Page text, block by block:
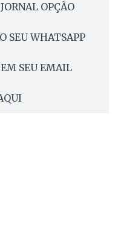
OPÇÃO
SEU WHATSAPP
SEU EMAIL